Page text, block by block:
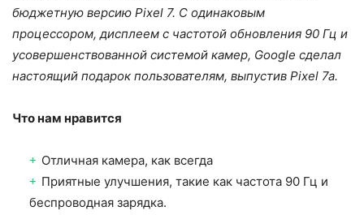
бюджетную версию Pixel 7. С одинаковым
процессором, дисплеем с частотой обновления 90 Гц и
усовершенствованной системой камер, Google сделал
настоящий подарок пользователям, выпустив Pixel 7a.
Что нам нравится
Отличная камера, как всегда
Приятные улучшения, такие как частота 90 Гц и
беспроводная зарядка.